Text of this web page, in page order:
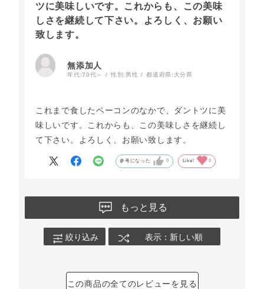
ツに美味しいです。これからも、この美味
しさを継続して下さい。よろしく、お願い
致します。
無添加人
年代:70代～ 性別: 男性 都道府県: 大分県
これまで食したベーコンのなかで、ダントツに美
味しいです。これからも、この美味しさを継続し
て下さい。よろしく、お願い致します。
参考になった 0 Like! 0
もっと見る
絞り込み 表示：新しい順
この商品の全てのレビューを見る